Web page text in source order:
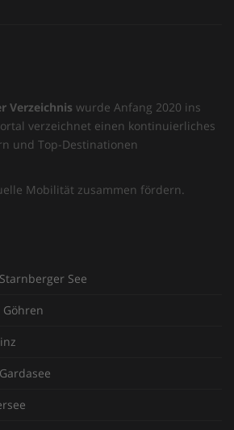
Verzeichnis wurde Anfang 2020 ins
verzeichnet einen kontinuierliches
und Top-Destinationen
Mobilität zusammen fördern.
See